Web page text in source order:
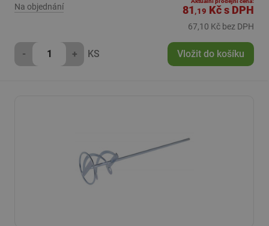
Na objednání
81 ,19 Kčs DPH
67,10 Kč bez DPH
- + KS Vložit do košíku